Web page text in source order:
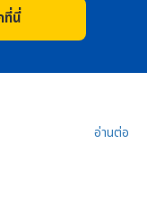
ที่นี่
อ่านต่อ​